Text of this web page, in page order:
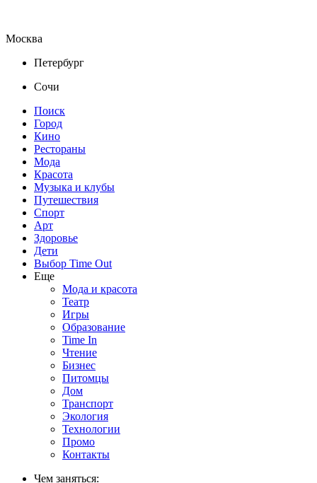
Москва
Петербург
Сочи
Поиск
Город
Кино
Рестораны
Мода
Красота
Музыка и клубы
Путешествия
Спорт
Арт
Здоровье
Дети
Выбор Time Out
Еще
Мода и красота
Театр
Игры
Образование
Time In
Чтение
Бизнес
Питомцы
Дом
Транспорт
Экология
Технологии
Промо
Контакты
Чем заняться: